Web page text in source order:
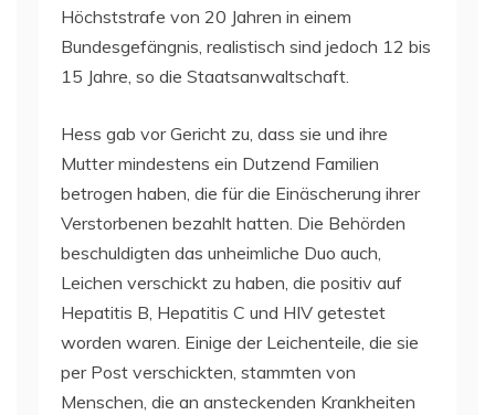
Höchststrafe von 20 Jahren in einem
Bundesgefängnis, realistisch sind jedoch 12 bis
15 Jahre, so die Staatsanwaltschaft.
Hess gab vor Gericht zu, dass sie und ihre
Mutter mindestens ein Dutzend Familien
betrogen haben, die für die Einäscherung ihrer
Verstorbenen bezahlt hatten. Die Behörden
beschuldigten das unheimliche Duo auch,
Leichen verschickt zu haben, die positiv auf
Hepatitis B, Hepatitis C und HIV getestet
worden waren. Einige der Leichenteile, die sie
per Post verschickten, stammten von
Menschen, die an ansteckenden Krankheiten